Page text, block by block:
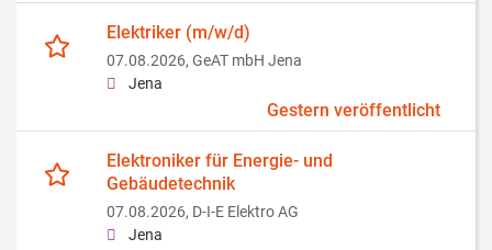
Elektriker (m/w/d)
07.08.2026, GeAT mbH Jena
Jena
Gestern veröffentlicht
Elektroniker für Energie- und
Gebäudetechnik
07.08.2026, D-I-E Elektro AG
Jena